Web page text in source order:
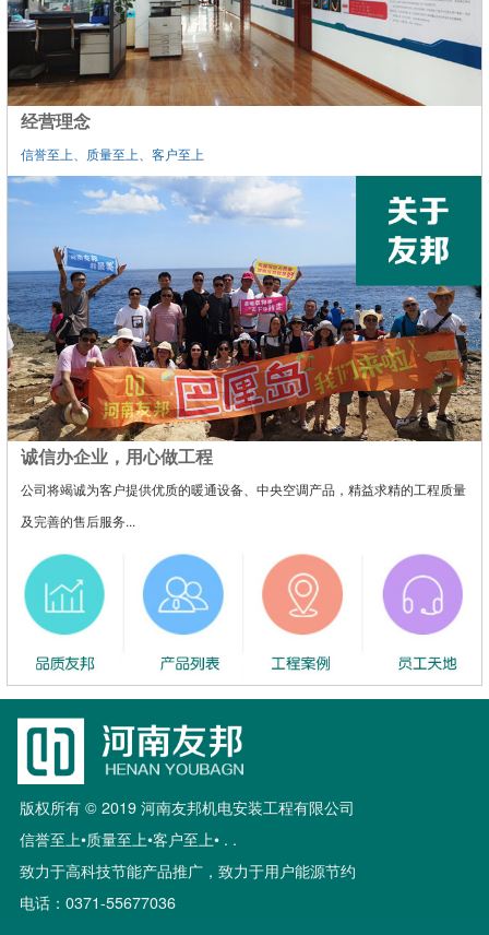
经营理念
信誉至上、质量至上、客户至上
诚信办企业，用心做工程
公司将竭诚为客户提供优质的暖通设备、中央空调产品，精益求精的工程质量
及完善的售后服务...
版权所有 © 2019 河南友邦机电安装工程有限公司
信誉至上•质量至上•客户至上• . .
致力于高科技节能产品推广，致力于用户能源节约
电话：0371-55677036